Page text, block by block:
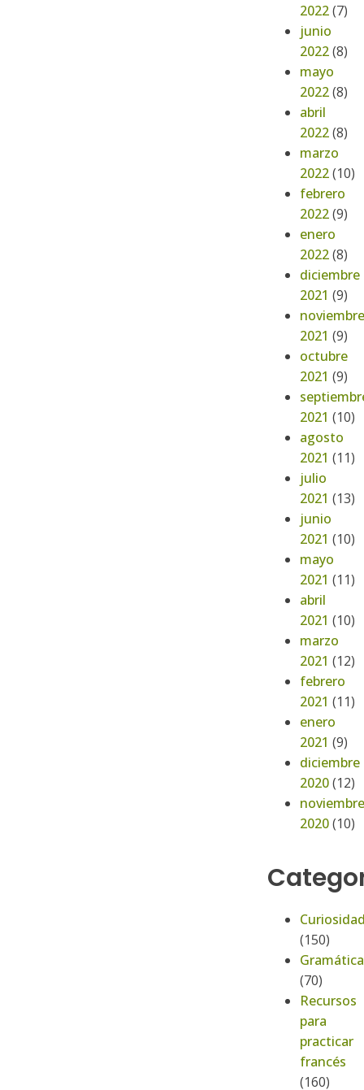
2022(7)
junio
2022(8)
mayo
2022(8)
abril
2022(8)
marzo
2022(10)
febrero
2022(9)
enero
2022(8)
diciembre
2021 (9)
noviembre
2021 (9)
octubre
2021 (9)
2021 (10)
agosto
2021 (11)
julio
2021 (13)
junio
2021 (10)
mayo
2021 (11)
abril
2021 (10)
marzo
2021 (12)
febrero
2021 (11)
enero
2021 (9)
diciembre
2020(12)
noviembre
2020(10)
(150)
Gramática
(70)
Recursos
para
practicar
francés
(160)